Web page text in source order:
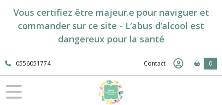
Vous certifiez être majeur.e pour naviguer et
commander sur ce site - L’abus d’alcool est
dangereux pour la santé
0556051774 Contact 0